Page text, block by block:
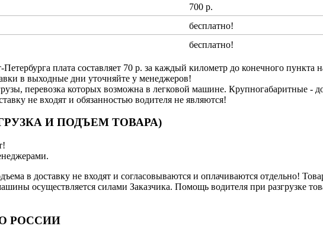
700 р.
бесплатно!
бесплатно!
плата составляет 70 р. за каждый километр до конечного пункта
в выходные дни уточняйте у менеджеров!
перевозка которых возможна в легковой машине. Крупногабаритные -
не входят и обязанностью водителя не являются!
И ПОДЪЕМ ТОВАРА)
в доставку не входят и согласовываются и оплачиваются отдельно!
осуществляется силами Заказчика. Помощь водителя при разгрузке
РОССИИ